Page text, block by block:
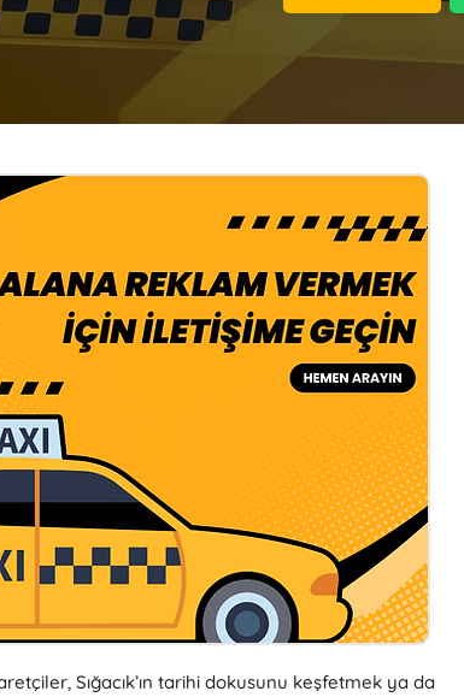
Sığacık’ın tarihi dokusunu keşfetmek ya da